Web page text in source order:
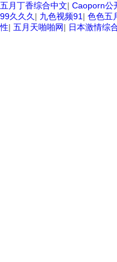
五月丁香综合中文| Caoporn公
99久久久 | 九色视频91 | 色色五
性| 五月天啪啪网| 日本激情综